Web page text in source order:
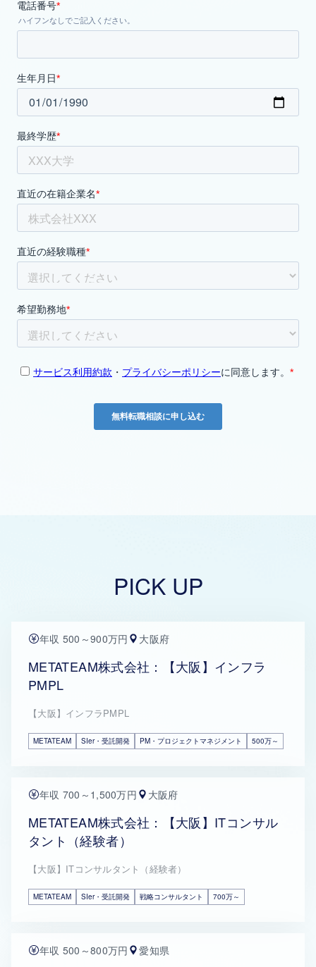
PICK UP
年収 500～900万円 大阪府
METATEAM株式会社：【大阪】インフラ
PMPL
【大阪】インフラPMPL
METATEAM SIer・受託開発 PM・プロジェクトマネジメント 500万～
年収 700～1,500万円 大阪府
METATEAM株式会社：【大阪】ITコンサル
タント（経験者）
【大阪】ITコンサルタント（経験者）
METATEAM SIer・受託開発 戦略コンサルタント 700万～
年収 500～800万円 愛知県